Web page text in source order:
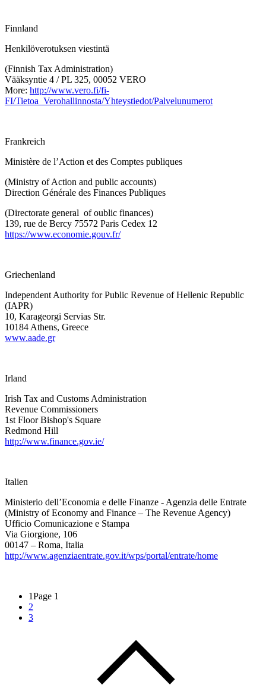
Finnland
Henkilöverotuksen viestintä
(Finnish Tax Administration)
Vääksyntie 4 / PL 325, 00052 VERO
More: http://www.vero.fi/fi-
FI/Tietoa_Verohallinnosta/Yhteystiedot/Palvelunumerot
Frankreich
Ministère de l’Action et des Comptes publiques
(Ministry of Action and public accounts)
Direction Générale des Finances Publiques
(Directorate general of oublic finances)
139, rue de Bercy 75572 Paris Cedex 12
https://www.economie.gouv.fr/
Griechenland
Independent Authority for Public Revenue of Hellenic Republic
(IAPR)
10, Karageorgi Servias Str.
10184 Athens, Greece
www.aade.gr
Irland
Irish Tax and Customs Administration
Revenue Commissioners
1st Floor Bishop's Square
Redmond Hill
http://www.finance.gov.ie/
Italien
Ministerio dell’Economia e delle Finanze - Agenzia delle Entrate
(Ministry of Economy and Finance – The Revenue Agency)
Ufficio Comunicazione e Stampa
Via Giorgione, 106
00147 – Roma, Italia
http://www.agenziaentrate.gov.it/wps/portal/entrate/home
1Page 1
2
3